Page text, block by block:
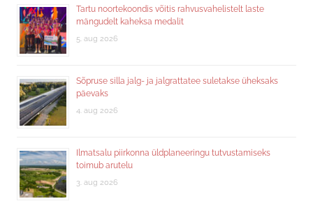
Tartu noortekoondis võitis rahvusvahelistelt laste
mängudelt kaheksa medalit
5. aug 2026
Sõpruse silla jalg- ja jalgrattatee suletakse üheksaks
päevaks
4. aug 2026
Ilmatsalu piirkonna üldplaneeringu tutvustamiseks
toimub arutelu
3. aug 2026